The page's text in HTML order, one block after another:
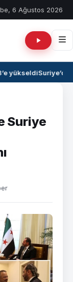
6 Ağustos 2026
yükseldiSuriye’de
Suriye